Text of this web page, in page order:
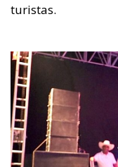
turistas.